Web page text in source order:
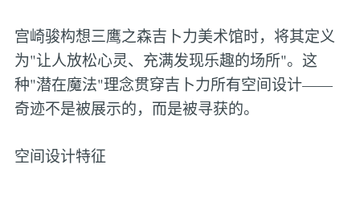
宫崎骏构想三鹰之森吉卜力美术馆时，将其定义
为"让人放松心灵、充满发现乐趣的场所"。这
种"潜在魔法"理念贯穿吉卜力所有空间设计——
奇迹不是被展示的，而是被寻获的。
空间设计特征